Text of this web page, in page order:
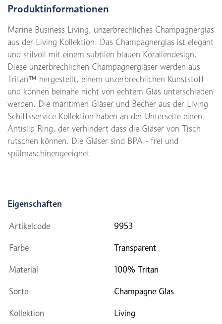
Produktinformationen
Marine Business Living, unzerbrechliches Champagnerglas
aus der Living Kollektion. Das Champagnerglas ist elegant
und stilvoll mit einem subtilen blauen Korallendesign.
Diese unzerbrechlichen Champagnergläser werden aus
Tritan™ hergestellt, einem unzerbrechlichen Kunststoff
und können beinahe nicht von echtem Glas unterschieden
werden. Die maritimen Gläser und Becher aus der Living
Schiffsservice Kollektion haben an der Unterseite einen
Antislip Ring, der verhindert dass die Gläser von Tisch
rutschen können. Die Gläser sind BPA - frei und
spülmaschinengeeignet.
Eigenschaften
Artikelcode 9953
Farbe Transparent
Material 100% Tritan
Sorte Champagne Glas
Kollektion Living